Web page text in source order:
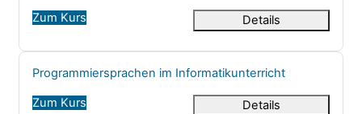
Zum Kurs Details
Kursname
Programmiersprachen im Informatikunterricht
Zum Kurs Details